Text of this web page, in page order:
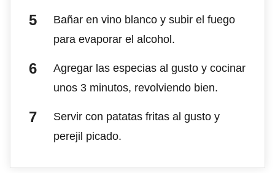
Bañar en vino blanco y subir el fuego
para evaporar el alcohol.
Agregar las especias al gusto y cocinar
unos 3 minutos, revolviendo bien.
Servir con patatas fritas al gusto y
perejil picado.